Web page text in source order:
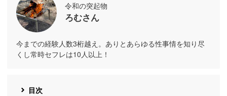
令和の突起物
ろむさん
今までの経験人数3桁越え。ありとあらゆる性事情を知り尽
くし常時セフレは10人以上！
目次